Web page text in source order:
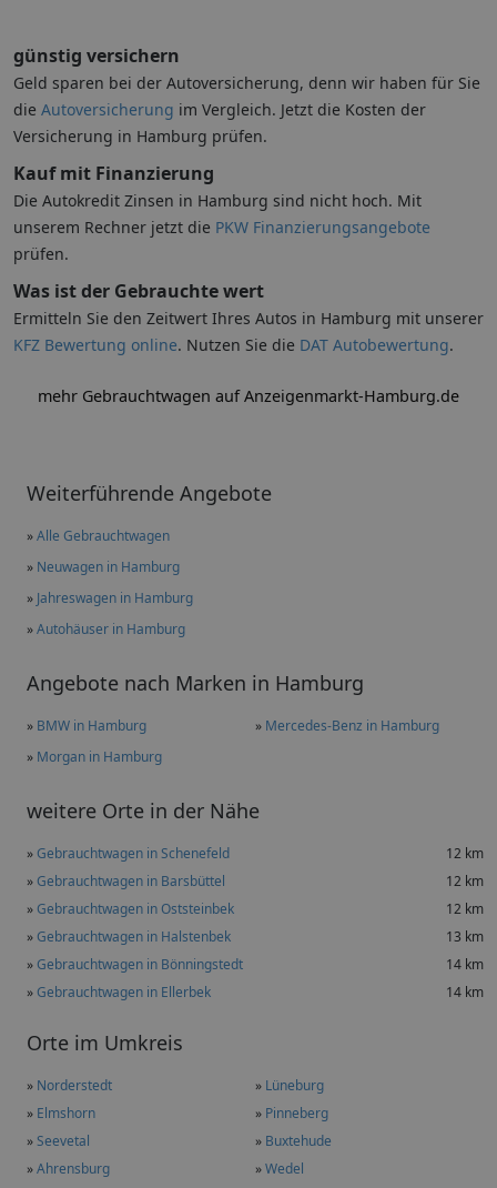
Weiterführende Angebote
»Alle Gebrauchtwagen
» Neuwagen in Hamburg
» Jahreswagen in Hamburg
»Autohäuser in Hamburg
Angebote nach Marken in Hamburg
» BMW in Hamburg » Mercedes-Benz in Hamburg
» Morgan in Hamburg
weitere Orte in der Nähe
»Gebrauchtwagen in Schenefeld
12 km
»Gebrauchtwagen in Barsbüttel
12 km
»Gebrauchtwagen in Oststeinbek
12 km
»Gebrauchtwagen in Halstenbek
13 km
»Gebrauchtwagen in Bönningstedt
14 km
»Gebrauchtwagen in Ellerbek 14 km
Orte im Umkreis
» Norderstedt » Lüneburg
» Elmshorn » Pinneberg
»Seevetal » Buxtehude
»Ahrensburg »Wedel
günstig versichern
Geld sparen bei der Autoversicherung, denn wir haben für Sie
die Autoversicherung im Vergleich. Jetzt die Kosten der
Versicherung in Hamburg prüfen.
Kauf mit Finanzierung
Die Autokredit Zinsen in Hamburg sind nicht hoch. Mit
unserem Rechner jetzt die PKW Finanzierungsangebote
prüfen.
Was ist der Gebrauchte wert
Ermitteln Sie den Zeitwert Ihres Autos in Hamburg mit unserer
KFZ Bewertung online. Nutzen Sie die DAT Autobewertung.
mehr Gebrauchtwagen auf Anzeigenmarkt-Hamburg.de